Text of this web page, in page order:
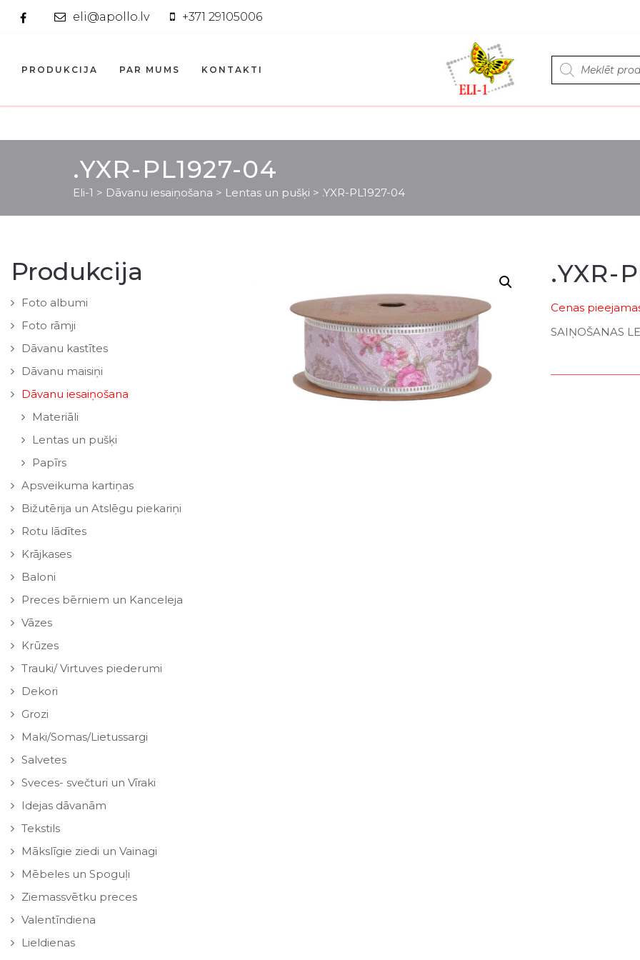
eli@apollo.lv +371 29105006
Products
search
PRODUKCIJA PAR MUMS KONTAKTI
.YXR-PL1927-04
Eli-1 > Dāvanu iesaiņošana > Lentas un pušķi > .YXR-PL1927-04
Produkcija
Foto albumi
Foto rāmji
Dāvanu kastītes
Dāvanu maisiņi
Dāvanu iesaiņošana
Materiāli
Lentas un pušķi
Papīrs
Apsveikuma kartiņas
Bižutērija un Atslēgu piekariņi
Rotu lādītes
Krājkases
Baloni
Preces bērniem un Kanceleja
Vāzes
Krūzes
Trauki/ Virtuves piederumi
Dekori
Grozi
Maki/Somas/Lietussargi
Salvetes
Sveces- svečturi un Vīraki
Idejas dāvanām
Tekstils
Mākslīgie ziedi un Vainagi
Mēbeles un Spoguļi
Ziemassvētku preces
Valentīndiena
Lieldienas
.YXR-
Cenas
SAIŅOŠANAS